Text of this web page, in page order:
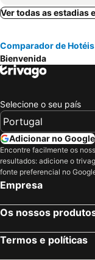
La Parra,
Calamonte,
Villafranca de los Barros,
Puebla de Sancho Pérez,
Mérida,
Monfortinho, Centro de
Plasencia,
La Codosera,
Madrid, Madrid
Sevilha, Andaluzia
Vigo, Galiza Hotéis
Ver todas as estadias
Comparador de Hotéis
Bienvenida
Selecione o seu país
Adicionar no Google
Encontre facilmente os
resultados: adicione o
fonte preferencial no
Empresa
Os nossos
Termos e políticas